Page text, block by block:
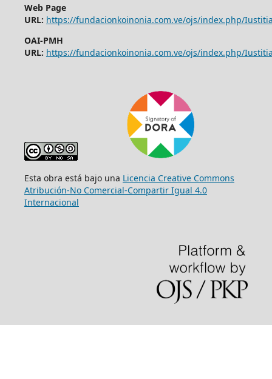
Web Page
URL: https://fundacionkoinonia.com.ve/ojs/index.php/
OAI-PMH
URL: https://fundacionkoinonia.com.ve/ojs/index.php/
Esta obra está bajo una Licencia Creative Commons
Atribución-No Comercial-Compartir Igual 4.0
Internacional